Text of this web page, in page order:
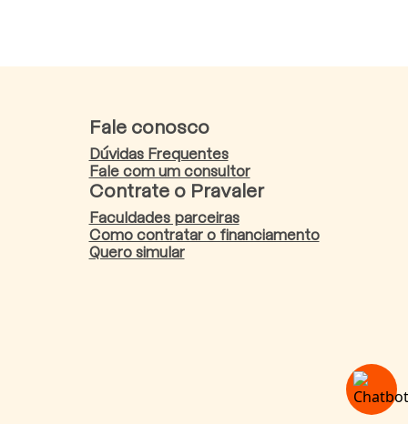
Fale conosco
Dúvidas Frequentes
Fale com um consultor
Contrate o Pravaler
Faculdades parceiras
Como contratar o financiamento
Quero simular